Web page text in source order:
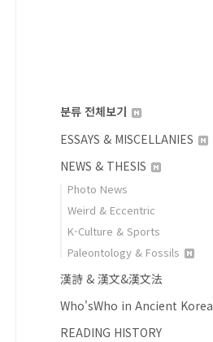
분류 전체보기
ESSAYS & MISCELLANIES
NEWS & THESIS
Photo News
Weird & Eccentric
K-Culture & Sports
Paleontology & Fossils
漢詩 & 漢文&漢文法
Who'sWho in Ancient Korea
READING HISTORY